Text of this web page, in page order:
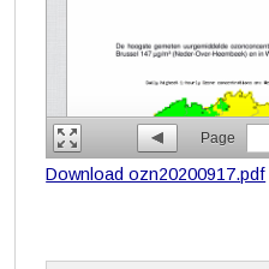
Page
Download ozn20200917.pdf